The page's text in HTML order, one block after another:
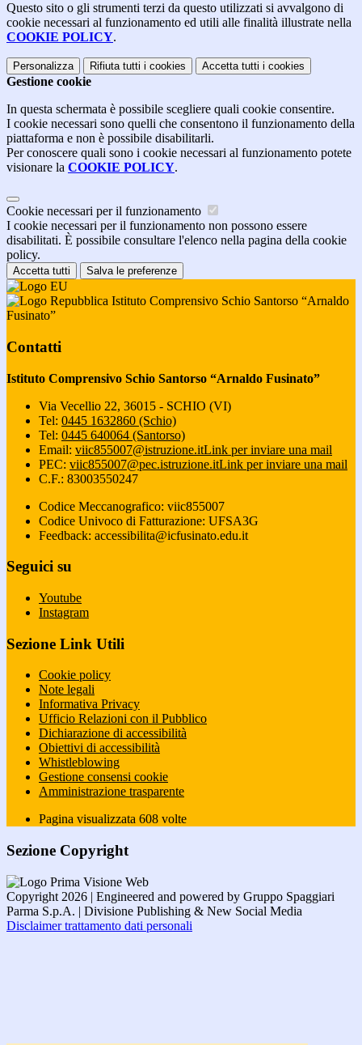
Questo sito o gli strumenti terzi da questo utilizzati si avvalgono di
cookie necessari al funzionamento ed utili alle finalità illustrate nella
COOKIE POLICY.
Personalizza Rifiuta tutti i cookies Accetta tutti i cookies
Gestione cookie
In questa schermata è possibile scegliere quali cookie consentire.
I cookie necessari sono quelli che consentono il funzionamento della
piattaforma e non è possibile disabilitarli.
Per conoscere quali sono i cookie necessari al funzionamento potete
visionare la COOKIE POLICY.
Cookie necessari per il funzionamento
I cookie necessari per il funzionamento non possono essere
disabilitati. È possibile consultare l'elenco nella pagina della cookie
policy.
Accetta tutti Salva le preferenze
Istituto Comprensivo Schio Santorso “Arnaldo
Fusinato”
Contatti
Istituto Comprensivo Schio Santorso “Arnaldo Fusinato”
Via Vecellio 22, 36015 - SCHIO (VI)
Tel: 0445 1632860 (Schio)
Tel: 0445 640064 (Santorso)
Email: viic855007@istruzione.itLink per inviare una mail
PEC: viic855007@pec.istruzione.itLink per inviare una mail
C.F.: 83003550247
Codice Meccanografico: viic855007
Codice Univoco di Fatturazione: UFSA3G
Feedback: accessibilita@icfusinato.edu.it
Seguici su
Youtube
Instagram
Sezione Link Utili
Cookie policy
Note legali
Informativa Privacy
Ufficio Relazioni con il Pubblico
Dichiarazione di accessibilità
Obiettivi di accessibilità
Whistleblowing
Gestione consensi cookie
Amministrazione trasparente
Pagina visualizzata 608 volte
Sezione Copyright
Copyright 2026 | Engineered and powered by Gruppo Spaggiari
Parma S.p.A. | Divisione Publishing & New Social Media
Disclaimer trattamento dati personali